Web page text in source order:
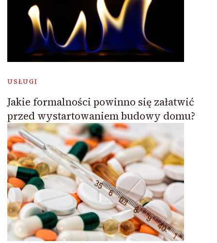
USŁUGI
Jakie formalności powinno się załatwić
przed wystartowaniem budowy domu?